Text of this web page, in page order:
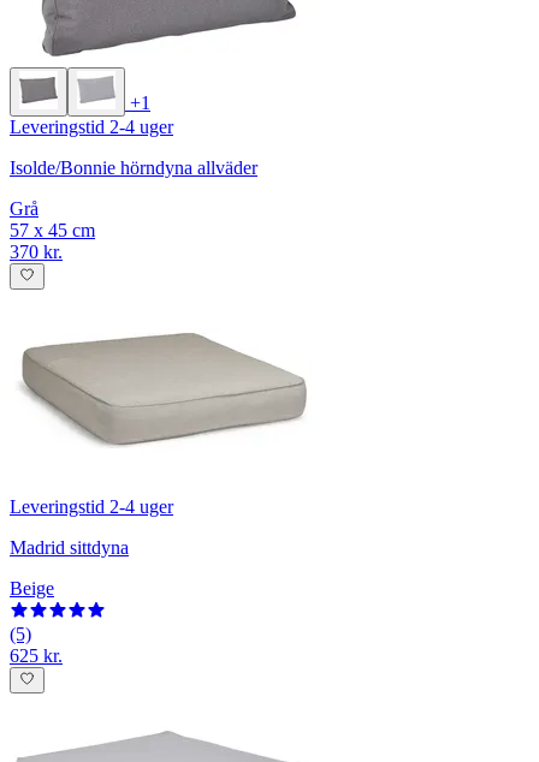
+1
Leveringstid 2-4 uger
Isolde/Bonnie hörndyna allväder
Grå
57 x 45 cm
370 kr.
Leveringstid 2-4 uger
Madrid sittdyna
Beige
(5)
625 kr.